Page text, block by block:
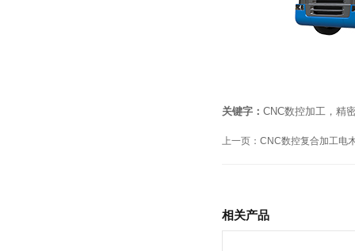
关键字： CNC数控加工，精
上一页： CNC数控复合加工电
相关产品